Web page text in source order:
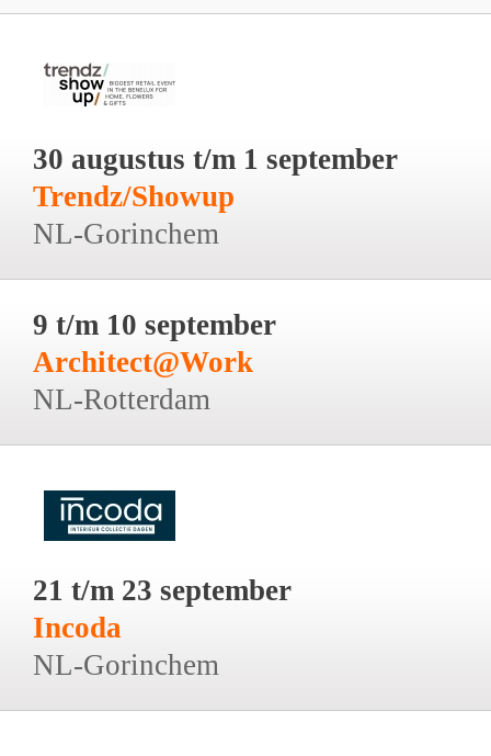
30 augustus t/m 1 september
Trendz/Showup
NL-Gorinchem
9 t/m 10 september
Architect@Work
NL-Rotterdam
21 t/m 23 september
Incoda
NL-Gorinchem